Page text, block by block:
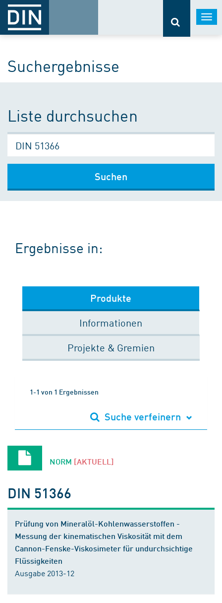
Suchergebnisse
Liste durchsuchen
Suchen
Ergebnisse in:
Produkte
Informationen
Projekte & Gremien
1-1 von 1 Ergebnissen
Suche verfeinern
NORM [AKTUELL]
DIN 51366
Prüfung von Mineralöl-Kohlenwasserstoffen -
Messung der kinematischen Viskosität mit dem
Cannon-Fenske-Viskosimeter für undurchsichtige
Flüssigkeiten
Ausgabe 2013-12